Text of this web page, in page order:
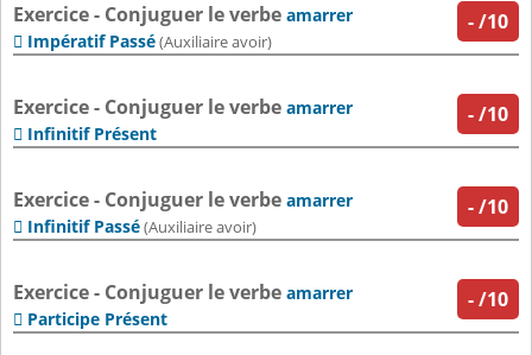
-/10
Exercice - Conjuguer le verbe amarrer
 Impératif Passé(Auxiliaire avoir)
-/10
Exercice - Conjuguer le verbe amarrer
 Infinitif Présent
-/10
Exercice - Conjuguer le verbe amarrer
 Infinitif Passé(Auxiliaire avoir)
-/10
Exercice - Conjuguer le verbe amarrer
 Participe Présent